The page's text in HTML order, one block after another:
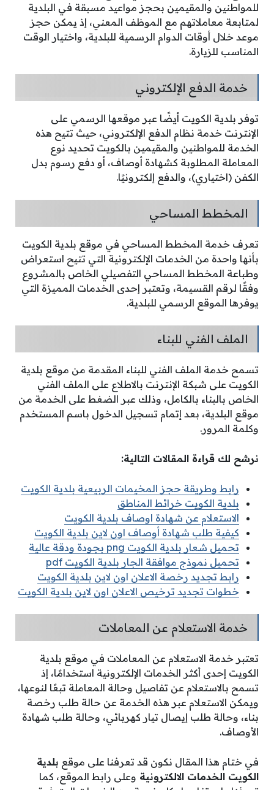
للمواطنين والمقيمين بحجز مواعيد مسبقة في البلدية
لمتابعة معاملاتهم مع الموظف المعني، إذ يمكن حجز
موعد خلال أوقات الدوام الرسمية للبلدية، واختيار الوقت
المناسب للزيارة.
خدمة الدفع الإلكتروني
توفر بلدية الكويت أيضًا عبر موقعها الرسمي على
الإنترنت خدمة نظام الدفع الإلكتروني، حيث تتيح هذه
الخدمة للمواطنين والمقيمين بالكويت تحديد نوع
المعاملة المطلوبة كشهادة أوصاف، أو دفع رسوم بدل
الكفن (اختياري)، والدفع إلكترونيًا.
المخطط المساحي
تعرف خدمة المخطط المساحي في موقع بلدية الكويت
بأنها واحدة من الخدمات الإلكترونية التي تتيح استعراض
وطباعة المخطط المساحي التفصيلي الخاص بالمشروع
وفقًا لرقم القسيمة، وتعتبر إحدى الخدمات المميزة التي
يوفرها الموقع الرسمي للبلدية.
الملف الفني للبناء
تسمح خدمة الملف الفني للبناء المقدمة من موقع بلدية
الكويت على شبكة الإنترنت بالاطلاع على الملف الفني
الخاص بالبناء بالكامل، وذلك عبر الضغط على الخدمة من
موقع البلدية، بعد إتمام تسجيل الدخول باسم المستخدم
وكلمة المرور.
نرشح لك قراءة المقالات التالية:
رابط وطريقة حجز المخيمات الربيعية بلدية الكويت
بلدية الكويت خرائط المناطق
الاستعلام عن شهادة اوصاف بلدية الكويت
كيفية طلب شهادة أوصاف اون لاين بلدية الكويت
تحميل شعار بلدية الكويت png بجودة ودقة عالية
تحميل نموذج موافقة الجار بلدية الكويت pdf
رابط تجديد رخصة الاعلان اون لاين بلدية الكويت
خطوات تجديد ترخيص الاعلان اون لاين بلدية الكويت
خدمة الاستعلام عن المعاملات
تعتبر خدمة الاستعلام عن المعاملات في موقع بلدية
الكويت إحدى أكثر الخدمات الإلكترونية استخدامًا، إذ
تسمح بالاستعلام عن تفاصيل وحالة المعاملة تبعًا لنوعها،
ويمكن الاستعلام عبر هذه الخدمة عن حالة طلب رخصة
بناء، وحالة طلب إيصال تيار كهربائي، وحالة طلب شهادة
الأوصاف.
في ختام هذا المقال نكون قد تعرفنا على موقع بلدية
الكويت الخدمات الالكترونية وعلى رابط الموقع، كما